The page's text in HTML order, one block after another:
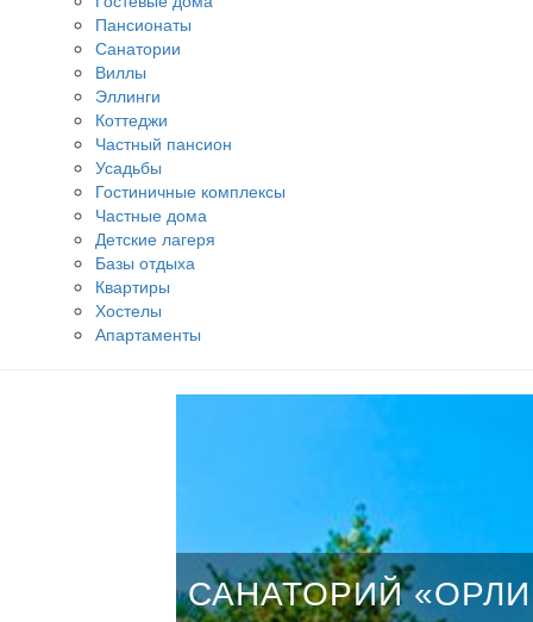
Пансионаты
Санатории
Виллы
Эллинги
Коттеджи
Частный пансион
Усадьбы
Гостиничные комплексы
Частные дома
Детские лагеря
Базы отдыха
Квартиры
Хостелы
Апартаменты
САНАТОРИЙ